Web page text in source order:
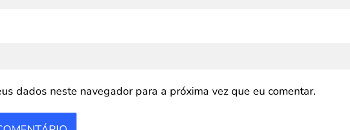
dados neste navegador para a próxima vez que eu comentar.